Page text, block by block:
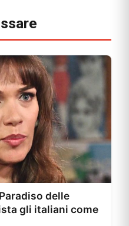
delle
gli italiani come